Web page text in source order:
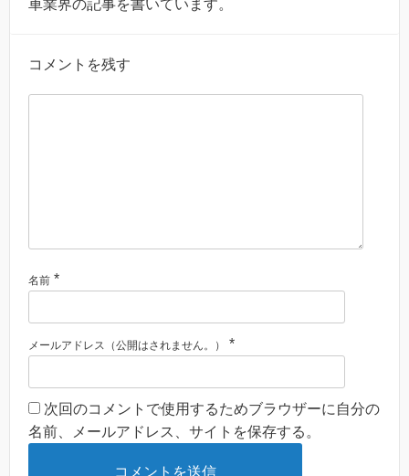
車業界の記事を書いています。
コメントを残す
名前 *
メールアドレス（公開はされません。） *
次回のコメントで使用するためブラウザーに自分の
名前、メールアドレス、サイトを保存する。